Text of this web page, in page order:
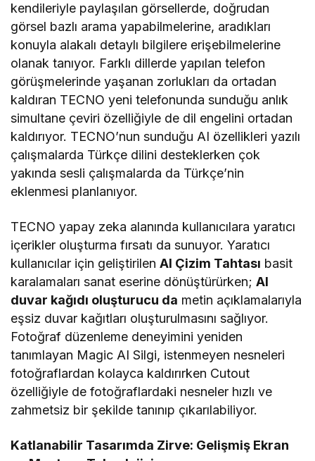
kendileriyle paylaşılan görsellerde, doğrudan
görsel bazlı arama yapabilmelerine, aradıkları
konuyla alakalı detaylı bilgilere erişebilmelerine
olanak tanıyor. Farklı dillerde yapılan telefon
görüşmelerinde yaşanan zorlukları da ortadan
kaldıran TECNO yeni telefonunda sunduğu anlık
simultane çeviri özelliğiyle de dil engelini ortadan
kaldırıyor. TECNO’nun sunduğu AI özellikleri yazılı
çalışmalarda Türkçe dilini desteklerken çok
yakında sesli çalışmalarda da Türkçe’nin
eklenmesi planlanıyor.
TECNO yapay zeka alanında kullanıcılara yaratıcı
içerikler oluşturma fırsatı da sunuyor. Yaratıcı
kullanıcılar için geliştirilenAI Çizim Tahtası basit
karalamaları sanat eserine dönüştürürken;AI
duvar kağıdı oluşturucu da metin açıklamalarıyla
eşsiz duvar kağıtları oluşturulmasını sağlıyor.
Fotoğraf düzenleme deneyimini yeniden
tanımlayan Magic AI Silgi, istenmeyen nesneleri
fotoğraflardan kolayca kaldırırken Cutout
özelliğiyle de fotoğraflardaki nesneler hızlı ve
zahmetsiz bir şekilde tanınıp çıkarılabiliyor.
Katlanabilir Tasarımda Zirve: Gelişmiş Ekran